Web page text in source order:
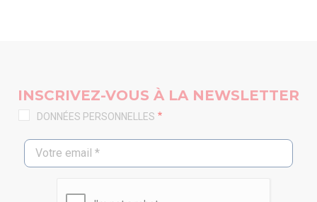
INSCRIVEZ-VOUS À LA NEWSLETTER
DONNÉES PERSONNELLES